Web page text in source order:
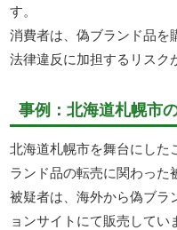
す。
消費者は、偽ブランド品を
法律違反に加担するリスク
事例：北海道札幌市
北海道札幌市を舞台にした
ランド品の転売に関わった
被疑者は、海外から偽ブラ
ョンサイトにて販売してい